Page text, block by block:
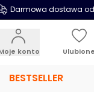
Darmowa dostawa od
konto Ulubione
BESTSELLER